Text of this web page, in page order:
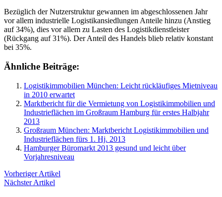
Bezüglich der Nutzerstruktur gewannen im abgeschlossenen Jahr
vor allem industrielle Logistikansiedlungen Anteile hinzu (Anstieg
auf 34%), dies vor allem zu Lasten des Logistikdienstleister
(Rückgang auf 31%). Der Anteil des Handels blieb relativ konstant
bei 35%.
Ähnliche Beiträge:
Logistikimmobilien München: Leicht rückläufiges Mietniveau
in 2010 erwartet
Marktbericht für die Vermietung von Logistikimmobilien und
Industrieflächen im Großraum Hamburg für erstes Halbjahr
2013
Großraum München: Marktbericht Logistikimmobilien und
Industrieflächen fürs 1. Hj. 2013
Hamburger Büromarkt 2013 gesund und leicht über
Vorjahresniveau
Vorheriger Artikel
Nächster Artikel